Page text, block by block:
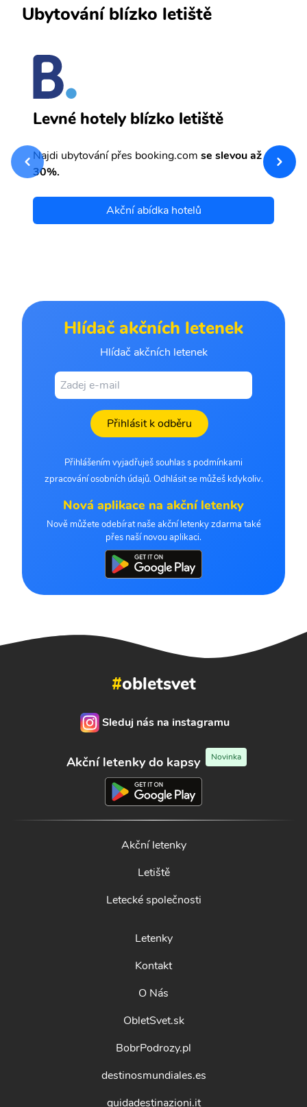
Ubytování blízko letiště
Levné hotely blízko letiště
Najdi ubytování přes booking.com se slevou až
30%.
Akční abídka hotelů
Hlídač akčních letenek
Hlídač akčních letenek
Přihlásit k odběru
Přihlášením vyjadřuješ souhlas s podmínkami
zpracování osobních údajů. Odhlásit se můžeš kdykoliv.
Nová aplikace na akční letenky
Nově můžete odebírat naše akční letenky zdarma také
přes naší novou aplikaci.
#obletsvet
Sleduj nás na instagramu
Akční letenky do kapsy Novinka
Akční letenky
Letiště
Letecké společnosti
Letenky
Kontakt
O Nás
ObletSvet.sk
BobrPodrozy.pl
destinosmundiales.es
guidadestinazioni.it